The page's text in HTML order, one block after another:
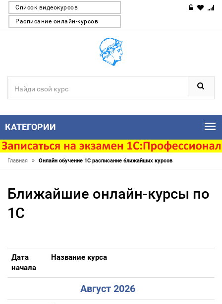
Список видеокурсов
Расписание онлайн-курсов
КАТЕГОРИИ
Главная » Онлайн обучение 1С расписание ближайших курсов
Ближайшие онлайн-курсы по
1С
Дата
начала
Название курса
Август 2026